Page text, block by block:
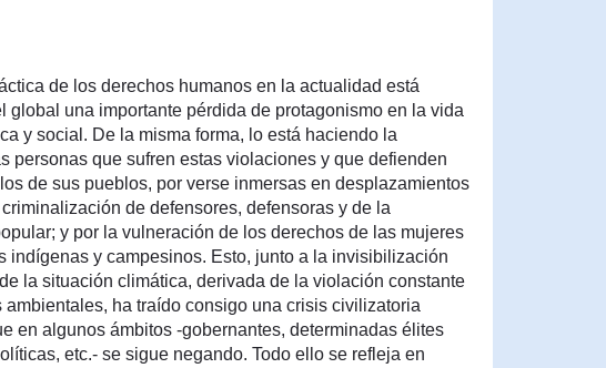
de los derechos humanos en la actualidad está
global una importante pérdida de protagonismo en la vida
y social. De la misma forma, lo está haciendo la
personas que sufren estas violaciones y que defienden
de sus pueblos, por verse inmersas en desplazamientos
de defensores, defensoras y de la
y por la vulneración de los derechos de las mujeres
indígenas y campesinos. Esto, junto a la invisibilización
la situación climática, derivada de la violación constante
ambientales, ha traído consigo una crisis civilizatoria
en algunos ámbitos -gobernantes, determinadas élites
etc.- se sigue negando. Todo ello se refleja en